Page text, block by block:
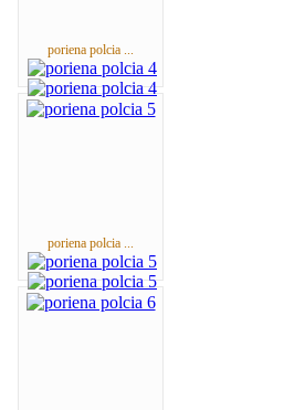
poriena polcia ...
poriena polcia ...